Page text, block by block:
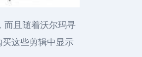
而且随着沃尔玛寻
这些剪辑中显示